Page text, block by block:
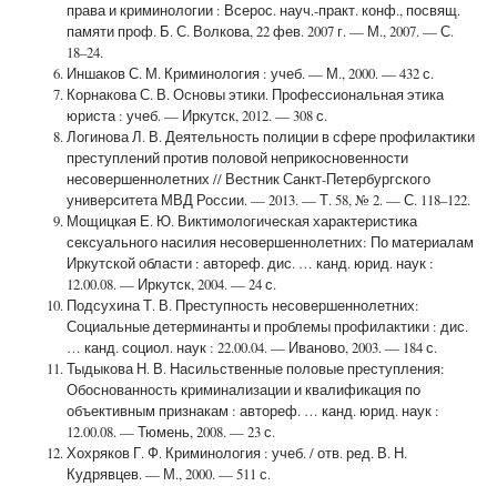
права и криминологии : Всерос. науч.-практ. конф., посвящ.
памяти проф. Б. С. Волкова, 22 фев. 2007 г. — М., 2007. — С.
18–24.
Иншаков С. М. Криминология : учеб. — М., 2000. — 432 с.
Корнакова С. В. Основы этики. Профессиональная этика
юриста : учеб. — Иркутск, 2012. — 308 с.
Логинова Л. В. Деятельность полиции в сфере профилактики
преступлений против половой неприкосновенности
несовершеннолетних // Вестник Санкт-Петербургского
университета МВД России. — 2013. — Т. 58, № 2. — С. 118–122.
Мощицкая Е. Ю. Виктимологическая характеристика
сексуального насилия несовершеннолетних: По материалам
Иркутской области : автореф. дис. … канд. юрид. наук :
12.00.08. — Иркутск, 2004. — 24 с.
Подсухина Т. В. Преступность несовершеннолетних:
Социальные детерминанты и проблемы профилактики : дис.
… канд. социол. наук : 22.00.04. — Иваново, 2003. — 184 с.
Тыдыкова Н. В. Насильственные половые преступления:
Обоснованность криминализации и квалификация по
объективным признакам : автореф. … канд. юрид. наук :
12.00.08. — Тюмень, 2008. — 23 с.
Хохряков Г. Ф. Криминология : учеб. / отв. ред. В. Н.
Кудрявцев. — М., 2000. — 511 с.